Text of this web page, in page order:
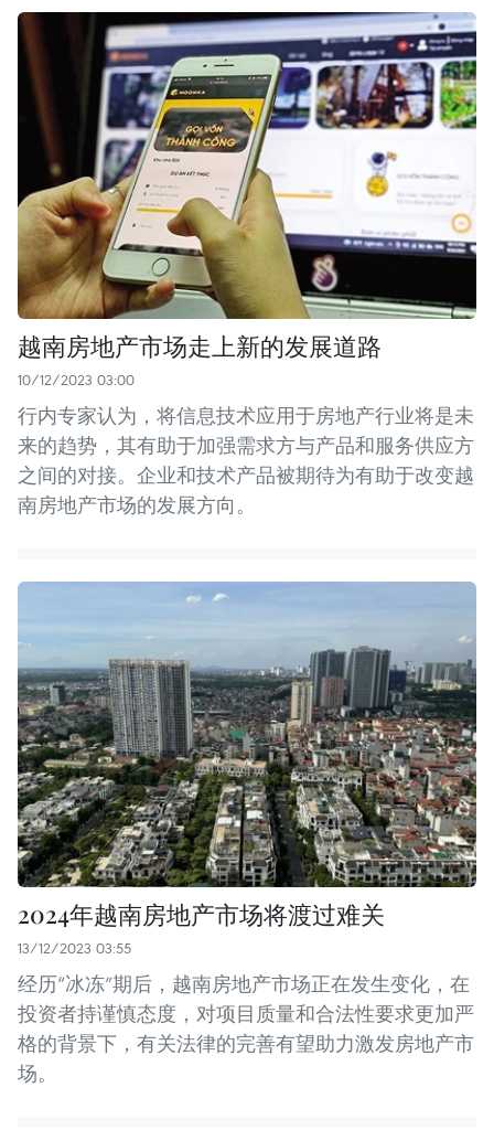
越南房地产市场走上新的发展道路
10/12/2023 03:00
行内专家认为，将信息技术应用于房地产行业将是未
来的趋势，其有助于加强需求方与产品和服务供应方
之间的对接。企业和技术产品被期待为有助于改变越
南房地产市场的发展方向。
2024年越南房地产市场将渡过难关
13/12/2023 03:55
经历“冰冻”期后，越南房地产市场正在发生变化，在
投资者持谨慎态度，对项目质量和合法性要求更加严
格的背景下，有关法律的完善有望助力激发房地产市
场。